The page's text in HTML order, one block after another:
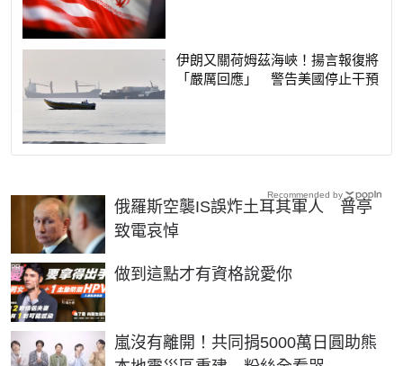
伊朗又關荷姆茲海峽！揚言報復將
「嚴厲回應」 警告美國停止干預
俄羅斯空襲IS誤炸土耳其軍人 普亭
致電哀悼
做到這點才有資格說愛你
PR
嵐沒有離開！共同捐5000萬日圓助熊
Recommended by